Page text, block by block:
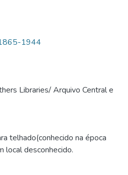
1944
Libraries/ Arquivo Central e
telhado(conhecido na época
local desconhecido.